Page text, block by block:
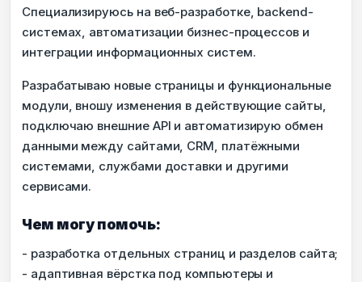
Специализируюсь на веб-разработке, backend-
системах, автоматизации бизнес-процессов и
интеграции информационных систем.
Разрабатываю новые страницы и функциональные
модули, вношу изменения в действующие сайты,
подключаю внешние API и автоматизирую обмен
данными между сайтами, CRM, платёжными
системами, службами доставки и другими
сервисами.
Чем могу помочь:
- разработка отдельных страниц и разделов сайта;
- адаптивная вёрстка под компьютеры и